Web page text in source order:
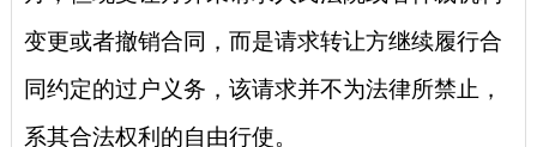
变更或者撤销合同，而是请求转让方继续履行合
同约定的过户义务，该请求并不为法律所禁止，
系其合法权利的自由行使。